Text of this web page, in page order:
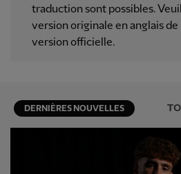
traduction sont possibles.
version originale en anglais
version officielle.
DERNIÈRES NOUVELLES